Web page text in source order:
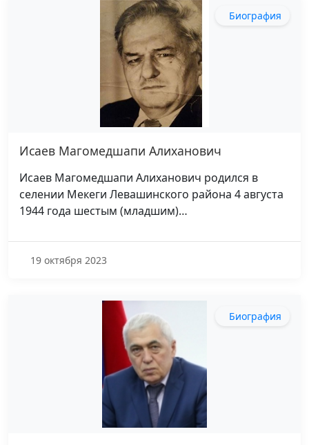
Биография
Исаев Магомедшапи Алиханович
Исаев Магомедшапи Алиханович родился в
селении Мекеги Левашинского района 4 августа
1944 года шестым (младшим)…
19 октября 2023
Биография